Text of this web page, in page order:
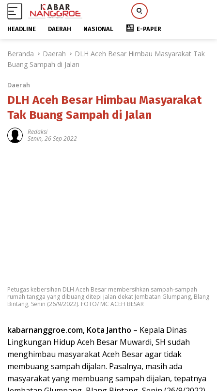
HEADLINE DAERAH NASIONAL E-PAPER
Beranda Daerah
DLH Aceh Besar Himbau Masyarakat Tak
Buang Sampah di Jalan
Daerah
DLH Aceh Besar Himbau Masyarakat
Tak Buang Sampah di Jalan
Redaksi
Senin, 26 Sep 2022
Petugas kebersihan DLH Aceh Besar membersihkan sampah-sampah
rumah tangga yang dibuang ditepi jalan dekat Jembatan Glumpang, Blang
Bintang, Senin (26/9/2022). FOTO/ MC ACEH BESAR
kabarnanggroe.com, Kota Jantho – Kepala Dinas
Lingkungan Hidup Aceh Besar Muwardi, SH sudah
menghimbau masyarakat Aceh Besar agar tidak
membuang sampah dijalan. Pasalnya, masih ada
masyarakat yang membuang sampah dijalan, tepatnya